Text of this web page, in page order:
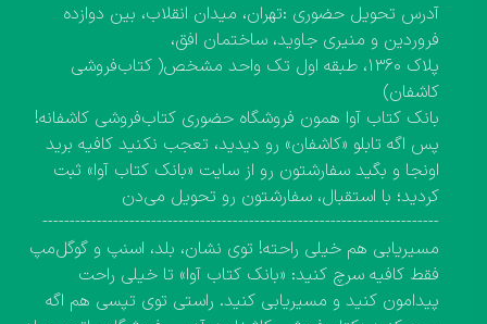
آدرس تحویل حضوری :تهران، میدان انقلاب، بین دوازده
فروردین و منیری جاوید، ساختمان افق،
پلاک ۱۳۶۰، طبقه اول تک واحد مشخص( کتاب‌فروشی
کاشفان)
بانک کتاب آوا همون فروشگاه حضوری کتاب‌فروشی کاشفانه!
پس اگه تابلو «کاشفان» رو دیدید، تعجب نکنید کافیه برید
اونجا و بگید سفارشتون رو از سایت «بانک کتاب آوا» ثبت
کردید؛ با استقبال، سفارشتون رو تحویل می‌دن
-------------------------------------------------------------------------
مسیریابی هم خیلی راحته! توی نشان، بلد، اسنپ و گوگل‌مپ
فقط کافیه سرچ کنید: «بانک کتاب آوا» تا خیلی راحت
پیدامون کنید و مسیریابی کنید. راستی توی تپسی هم اگه